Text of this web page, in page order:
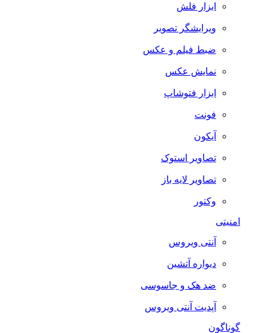
ابزار فلش
ویرایشگر تصویر
ضبط فيلم و عكس
نمایش عکس
ابزار فتوشاپ
فونت
آیکون
تصاویر استوک
تصاویر لایه باز
وکتور
امنیتی
آنتی ویروس
دیواره آتشین
ضد هک و جاسوسی
آپدیت آنتی ویروس
گوناگون